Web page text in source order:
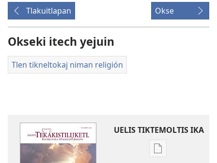
Tlakuitlapan Okse
Okseki itech yejuin
Tlen tikneltokaj niman religión
UELIS TIKTEMOLTIS IKA
Kenon